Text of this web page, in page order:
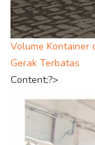
Volume Kontainer
Gerak Terbatas
Content;?>